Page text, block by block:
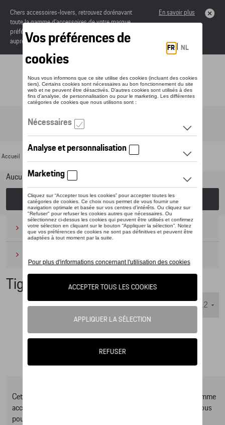
Chers accessoires-lovers, retrouvez dorénavant
toute la gamme d’accessoires de votre marque
préférée sous forme de catalogue à commander
auprès de votre concessionaire.
En savoir plus
Toggle navigation
Accueil > Tiguan Collection
Aucun modèle sélectionné (Tout afficher)
Choisissez un modèle
Camping(2)
Tiguan Collection
Nombre d'éléments affichés :
Cet online shop vous présente une sélection d’articles de la gamme
accessoires Tequipment, pour découvrir la gamme complète vous
pouvez consulter notre Moteur de recherche d’accessoires